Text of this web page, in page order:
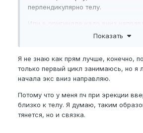
перпендикулярно телу.
Или в оригинале надо вниз
тренировку так держать?
сначала не стоит и лучше
отложу пока.
Показать
Я не знаю как прям лучше, конечно,
только первый цикл занимаюсь, но я
начала экс вниз направляю.
Потому что у меня пч при эрекции
близко к телу. Я думаю, таким
тянется, но и связка.